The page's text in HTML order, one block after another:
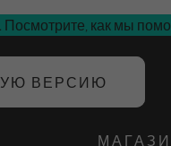
как мы
ВЕРСИЮ